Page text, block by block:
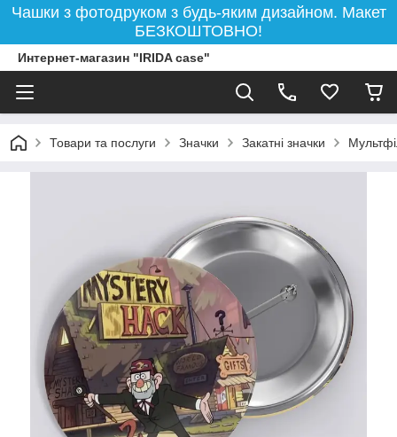
Чашки з фотодруком з будь-яким дизайном. Макет
БЕЗКОШТОВНО!
Интернет-магазин "IRIDA case"
Товари та послуги Значки Закатні значки